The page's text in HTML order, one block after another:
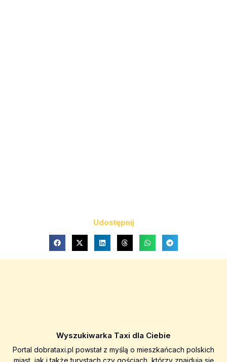
Udostępnij
Wyszukiwarka Taxi dla Ciebie
Portal dobrataxi.pl powstał z myślą o mieszkańcach polskich
miast, jak i także turystach czy gościach, którzy znajdują się